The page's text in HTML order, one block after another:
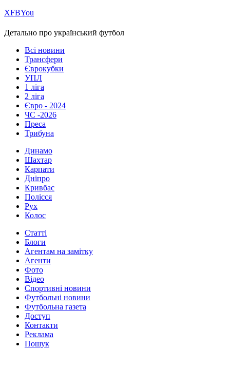
ХFBYou
Детально про український футбол
Всі новини
Трансфери
Єврокубки
УПЛ
1 ліга
2 ліга
Євро - 2024
ЧС -2026
Преса
Трибуна
Динамо
Шахтар
Карпати
Дніпро
Кривбас
Полісся
Рух
Колос
Статті
Блоги
Агентам на замітку
Агенти
Фото
Відео
Спортивні новини
Футбольні новини
Футбольна газета
Доступ
Контакти
Реклама
Пошук